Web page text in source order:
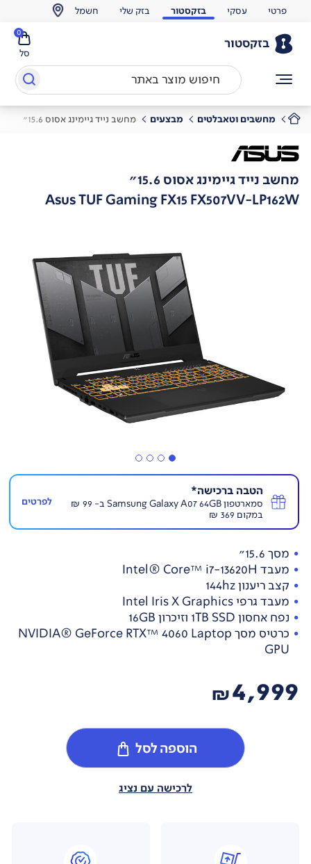
פרטי עסקי בזקסטור בזק שלי חשמל
בזקסטור
סל
0
מחשבים וטאבלטים מבצעים מחשב נייד גיימינג אסוס 15.6"
מחשב נייד גיימינג אסוס 15.6"
Asus TUF Gaming FX15 FX507VV-LP162W
הטבה ברכישה*
סמארטפון Samsung Galaxy A07 64GB ב- 99 ₪
במקום 369 ₪
לפרטים
מסך 15.6"
מעבד Intel® Core™ i7-13620H
קצב ריענון 144hz
מעבד גרפי Intel Iris X Graphics
נפח אחסון 1TB SSD וזיכרון 16GB
כרטיס מסך NVIDIA® GeForce RTX™ 4060 Laptop
GPU
4,999
₪
הוספה לסל
לרכישה עם נציג